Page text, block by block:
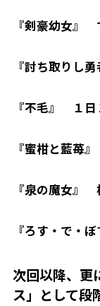
『剣豪幼女』
『討ち取りし
『不毛』 １日
『蜜柑と藍苺
『泉の魔女』
『ろす・で・
次回以降、更
ス」として段